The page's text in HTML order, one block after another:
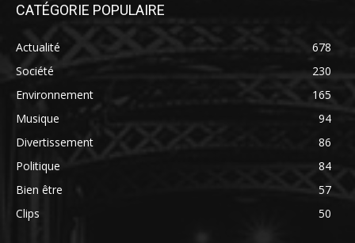
CATÉGORIE POPULAIRE
Actualité
678
Société
230
Environnement
165
Musique
94
Divertissement
86
Politique
84
Bien être
57
Clips
50